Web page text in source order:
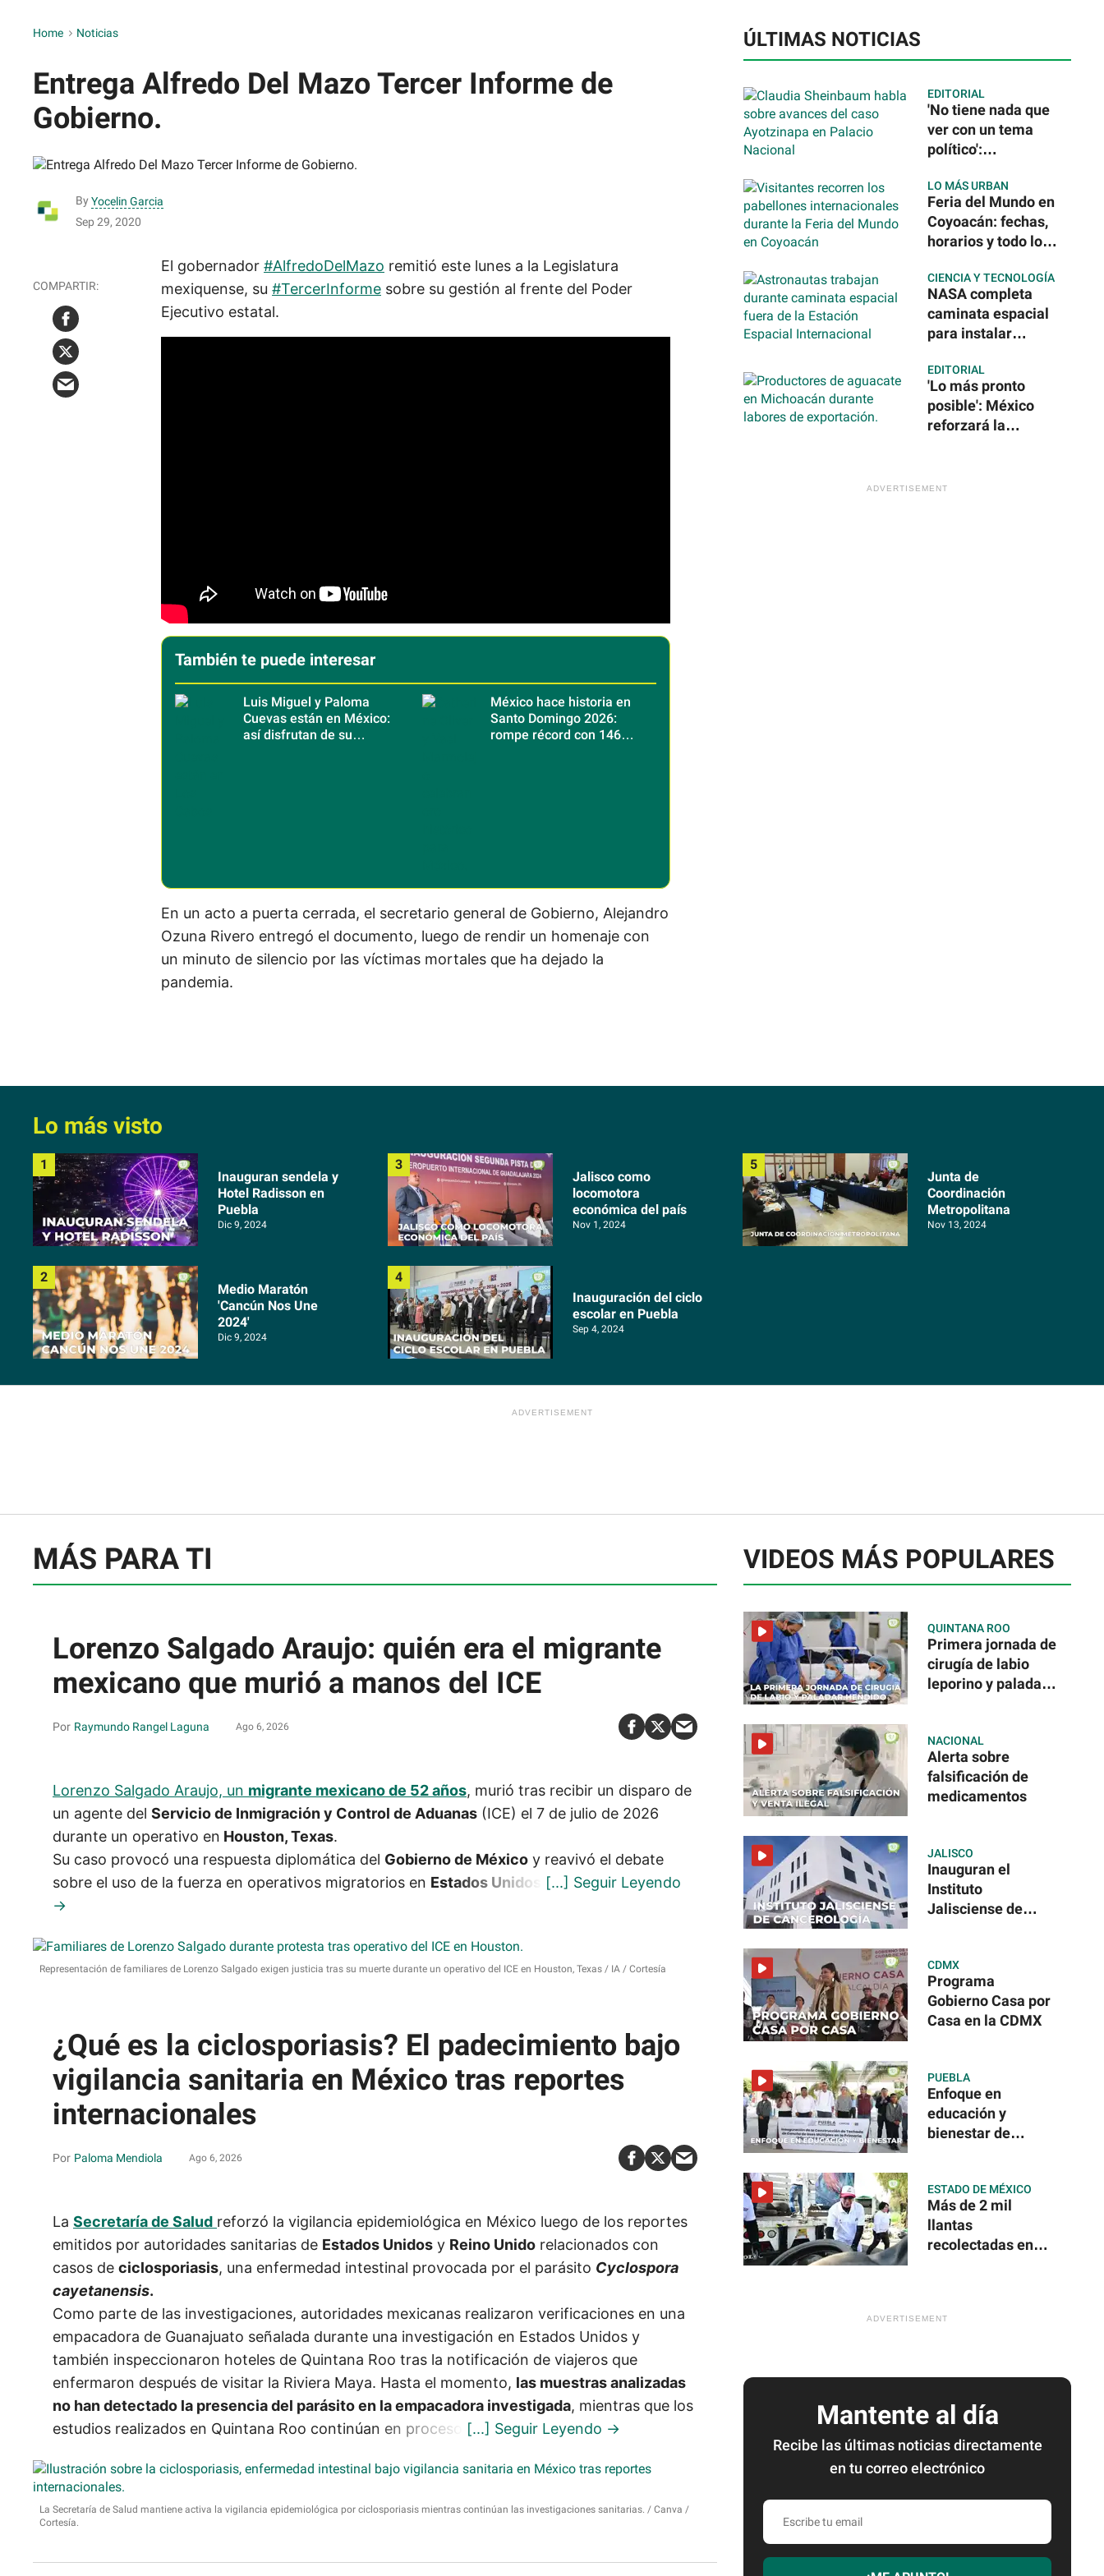
Home > Noticias
Entrega Alfredo Del Mazo Tercer Informe de
Gobierno.
By Yocelin Garcia
Sep 29, 2020
El gobernador #AlfredoDelMazo remitió este lunes a la Legislatura
mexiquense, su #TercerInforme sobre su gestión al frente del Poder
Ejecutivo estatal.
También te puede interesar
Luis Miguel y Paloma
Cuevas están en México:
así disfrutan de su
México hace historia en
Santo Domingo 2026:
rompe récord con 146
En un acto a puerta cerrada, el secretario general de Gobierno, Alejandro
Ozuna Rivero entregó el documento, luego de rendir un homenaje con
un minuto de silencio por las víctimas mortales que ha dejado la
pandemia.
ÚLTIMAS NOTICIAS
EDITORIAL
'No tiene nada que
ver con un tema
político':
detención del
exgobernador de
Guerrero por caso
Ayotzinapa
LO MÁS URBAN
Feria del Mundo en
Coyoacán: fechas,
horarios y todo lo
disfrutar de 40
países
CIENCIA Y TECNOLOGÍA
NASA completa
caminata espacial
para instalar
solares en la
Estación Espacial
Internacional
EDITORIAL
'Lo más pronto
posible': México
reforzará la
exportación de
Lo más visto
Inauguran sendela y
Hotel Radisson en
Puebla
Dic 9, 2024
Medio Maratón
'Cancún Nos Une
2024'
Dic 9, 2024
Jalisco como
locomotora
económica del país
Nov 1, 2024
Inauguración del ciclo
escolar en Puebla
Sep 4, 2024
Junta de
Coordinación
Metropolitana
Nov 13, 2024
MÁS PARA TI
Lorenzo Salgado Araujo: quién era el migrante
mexicano que murió a manos del ICE
Raymundo Rangel Laguna Ago 6, 2026
Representación de familiares de Lorenzo Salgado exigen justicia tras su muerte durante un operativo del ICE en Houston, Texas IA / Cortesía
Lorenzo Salgado Araujo, un migrante mexicano de 52 años, murió tras recibir un disparo de
un agente del Servicio de Inmigración y Control de Aduanas (ICE) el 7 de julio de 2026
durante un operativo en Houston, Texas.
Su caso provocó una respuesta diplomática del Gobierno de México y reavivó el debate
sobre el uso de la fuerza en operativos migratorios en Estados Unidos
VIDEOS MÁS POPULARES
QUINTANA ROO
Primera jornada de
cirugía de labio
leporino y paladar
NACIONAL
Alerta sobre
falsificación de
medicamentos
JALISCO
Inauguran el
Instituto
Jalisciense de
CDMX
Programa
Gobierno Casa por
Casa en la CDMX
PUEBLA
Enfoque en
educación y
bienestar de
ESTADO DE MÉXICO
Más de 2 mil
llantas
recolectadas en
Mantente al día
Recibe las últimas noticias directamente
en tu correo electrónico
Escribe
email
¿Qué es la ciclosporiasis? El padecimiento bajo
vigilancia sanitaria en México tras reportes
internacionales
Paloma Mendiola Ago 6, 2026
La Secretaría de Salud mantiene activa la vigilancia epidemiológica por ciclosporiasis mientras continúan las investigaciones sanitarias.
Canva /
Cortesía.
La Secretaría de Salud reforzó la vigilancia epidemiológica en México luego de los reportes
emitidos por autoridades sanitarias de Estados Unidos y Reino Unido relacionados con
casos de ciclosporiasis, una enfermedad intestinal provocada por el parásito Cyclospora
cayetanensis.
Como parte de las investigaciones, autoridades mexicanas realizaron verificaciones en una
empacadora de Guanajuato señalada durante una investigación en Estados Unidos y
también inspeccionaron hoteles de Quintana Roo tras la notificación de viajeros que
enfermaron después de visitar la Riviera Maya. Hasta el momento, las muestras analizadas
no han detectado la presencia del parásito en la empacadora investigada, mientras que los
estudios realizados en Quintana Roo continúan en proceso.